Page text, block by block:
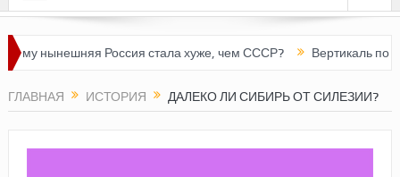
нынешняя Россия стала хуже, чем СССР? Вертикаль под
ГЛАВНАЯ ИСТОРИЯ ДАЛЕКО ЛИ СИБИРЬ ОТ СИЛЕЗИИ?